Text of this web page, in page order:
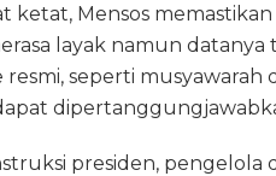
ketat, Mensos
layak namun
seperti musyawarah
presiden,